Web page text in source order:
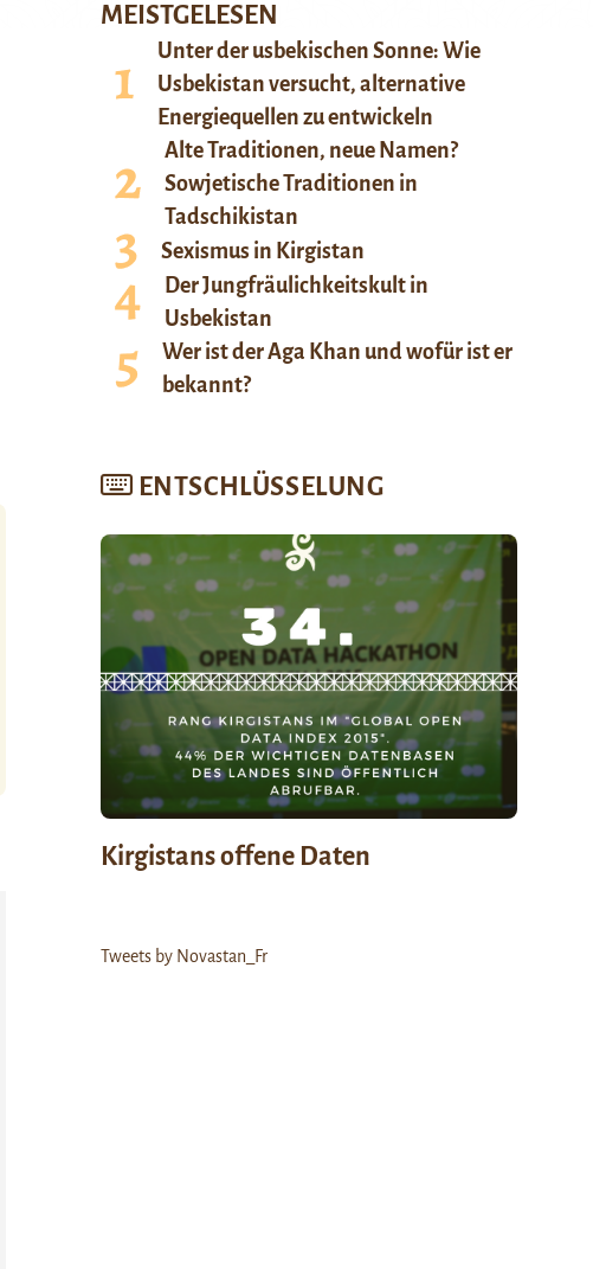
MEISTGELESEN
Unter der usbekischen Sonne: Wie
Usbekistan versucht, alternative
Energiequellen zu entwickeln
Alte Traditionen, neue Namen?
Sowjetische Traditionen in
Tadschikistan
Sexismus in Kirgistan
Der Jungfräulichkeitskult in
Usbekistan
Wer ist der Aga Khan und wofür ist er
bekannt?
ENTSCHLÜSSELUNG
Kirgistans offene Daten
Tweets by Novastan_Fr